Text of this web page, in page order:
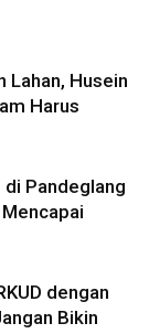
Lahan, Husein
Harus
di Pandeglang
dengan
Bikin